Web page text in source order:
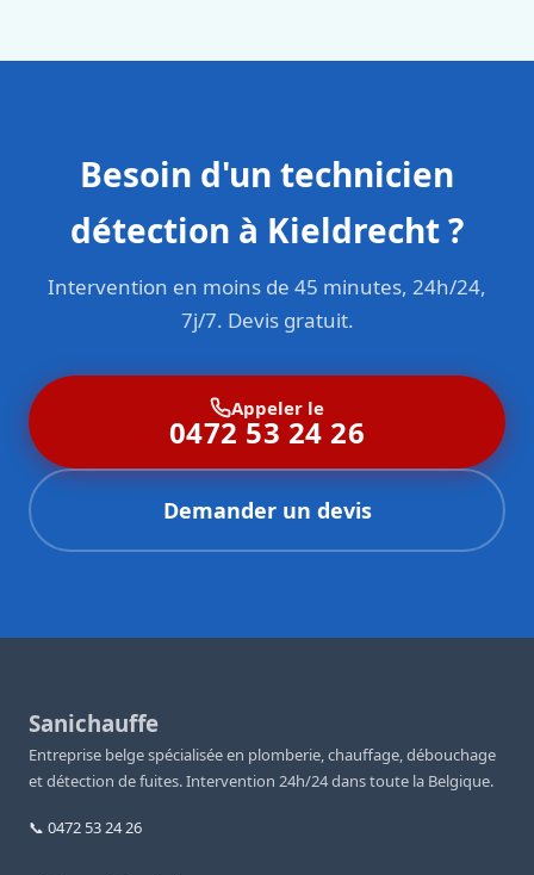
Besoin d'un technicien
détection à Kieldrecht ?
Intervention en moins de 45 minutes, 24h/24,
7j/7. Devis gratuit.
Appeler le
0472 53 24 26
Demander un devis
Sanichauffe
Entreprise belge spécialisée en plomberie, chauffage, débouchage
et détection de fuites. Intervention 24h/24 dans toute la Belgique.
📞 0472 53 24 26